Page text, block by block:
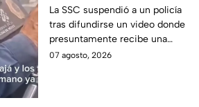
sanción? SSC suspende
a policía y abre
investigación
La SSC suspendió a un policía
tras difundirse un video donde
presuntamente recibe una
transferencia para evitar una
07 agosto, 2026